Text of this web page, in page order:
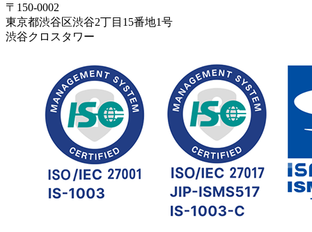
〒150-0002
東京都渋谷区渋谷2丁目15番地1号
渋谷クロスタワー